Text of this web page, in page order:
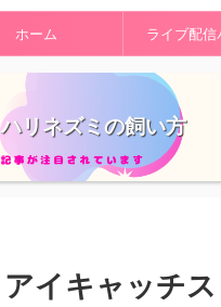
ホーム ライブ配信
ハリネズミの飼い方
アイキャッチ